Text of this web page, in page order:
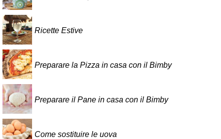
Ricette Estive
Preparare la Pizza in casa con il Bimby
Preparare il Pane in casa con il Bimby
Come sostituire le uova